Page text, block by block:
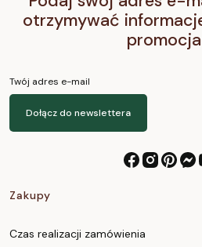
otrzymywać
Twój adres e-mail
Dołącz do newslettera
Linki w stopce
Zakupy
Czas realizacji zamówienia